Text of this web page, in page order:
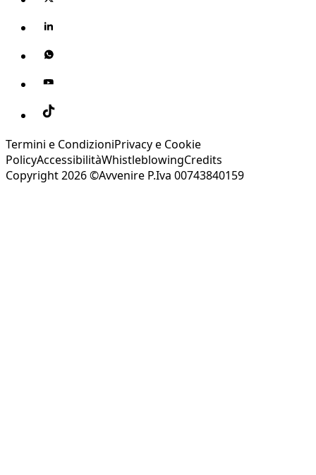
Termini e CondizioniPrivacy e Cookie
PolicyAccessibilitàWhistleblowingCredits
Copyright 2026 ©Avvenire P.Iva 00743840159